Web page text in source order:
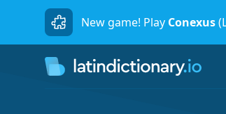
New game! Play Conexus